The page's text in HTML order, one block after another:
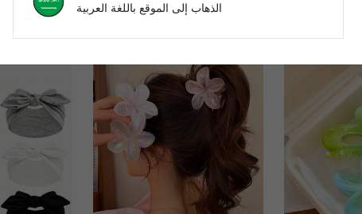
الذهاب إلى الموقع باللغة العربية